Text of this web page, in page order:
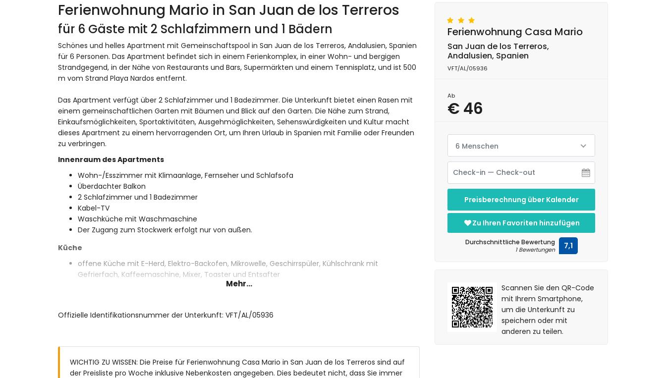
Ferienwohnung Mario in San Juan de los Terreros
für 6 Gäste mit 2 Schlafzimmern und 1 Bädern
Schönes und helles Apartment mit Gemeinschaftspool in San Juan de los Terreros, Andalusien, Spanien
für 6 Personen. Das Apartment befindet sich in einem Ferienkomplex, in einer Wohn- und bergigen
Strandgegend, in der Nähe von Restaurants und Bars, Supermärkten und einem Tennisplatz, und ist 500
m vom Strand Playa Nardos entfernt.
Das Apartment verfügt über 2 Schlafzimmer und 1 Badezimmer. Die Unterkunft bietet einen Rasen mit
einem gemeinschaftlichen Garten mit Bäumen und Blick auf den Garten. Die Nähe zum Strand,
Einkaufsmöglichkeiten, Sportaktivitäten, Ausgehmöglichkeiten, Sehenswürdigkeiten und Kultur macht
dieses Apartment zu einem hervorragenden Ort, um Ihren Urlaub in Spanien mit Familie oder Freunden
zu verbringen.
Innenraum des Apartments
Wohn-/Esszimmer mit Klimaanlage, Fernseher und Schlafsofa
Überdachter Balkon
2 Schlafzimmer und 1 Badezimmer
Kabel-TV
Waschküche mit Waschmaschine
Der Zugang zum Stockwerk erfolgt nur von außen.
Küche
offene Küche mit E-Herd, Elektro-Backofen, Mikrowelle, Geschirrspüler, Kühlschrank mit
Gefrierfach, Kaffeemaschine, Mixer, Toaster und Entsafter
Schlafzimmer mit Klimaanlage, Queensize-Bett (200 x 160 cm) und eigenem Badezimmer
Schlafzimmer mit Klimaanlage, 2 Einzelbetten (200 x 80 cm)
Außenbereich des Apartments
umschlossenes Grundstück
Gemeinschaftspool
Mehr...
Offizielle Identifikationsnummer der Unterkunft: VFT/AL/05936
WICHTIG ZU WISSEN: Die Preise für Ferienwohnung Casa Mario in San Juan de los Terreros sind auf
der Preisliste pro Woche inklusive Nebenkosten angegeben. Dies bedeutet nicht, dass Sie immer
Ferienwohnung Casa Mario
San Juan de los Terreros,
Andalusien, Spanien
VFT/AL/05936
Ab
€ 46
6 Menschen
Preisberechnung über Kalender
Zu Ihren Favoriten hinzufügen
Durchschnittliche Bewertung
1 Bewertungen 7,1
Scannen Sie den QR-Code
mit Ihrem Smartphone,
um die Unterkunft zu
speichern oder mit
anderen zu teilen.